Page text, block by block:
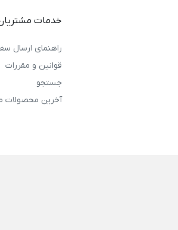
خدمات
راهنمای ارسال
قوانین و مقررات
جستجو
آخرین محصولات